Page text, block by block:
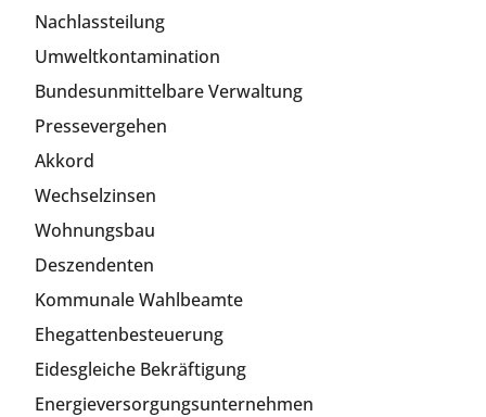
Nachlassteilung
Umweltkontamination
Bundesunmittelbare Verwaltung
Pressevergehen
Akkord
Wechselzinsen
Wohnungsbau
Deszendenten
Kommunale Wahlbeamte
Ehegattenbesteuerung
Eidesgleiche Bekräftigung
Energieversorgungsunternehmen